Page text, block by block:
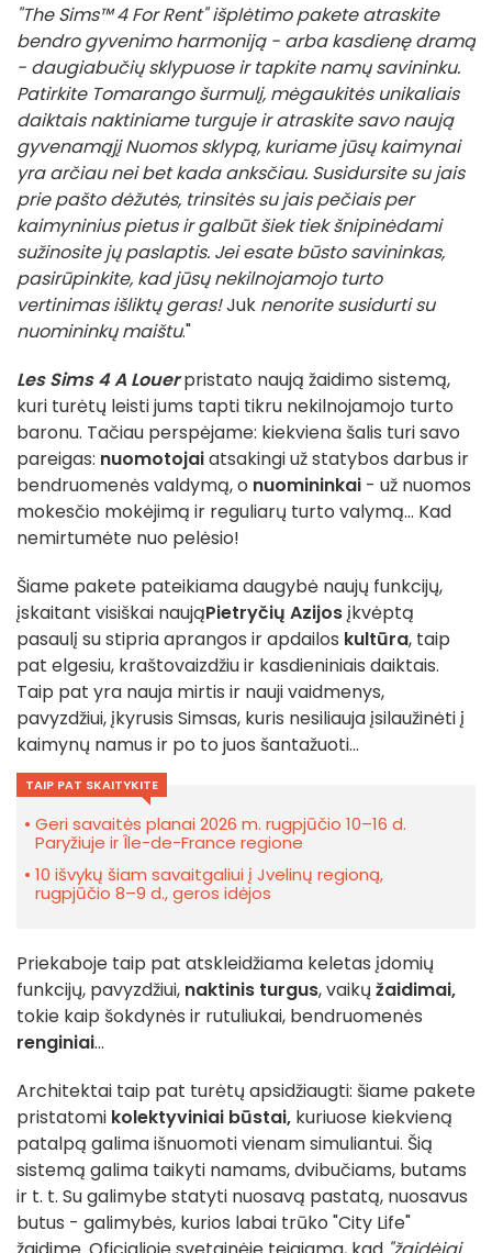
"The Sims™ 4 For Rent" išplėtimo pakete atraskite
bendro gyvenimo harmoniją - arba kasdienę dramą
- daugiabučių sklypuose ir tapkite namų savininku.
Patirkite Tomarango šurmulį, mėgaukitės unikaliais
daiktais naktiniame turguje ir atraskite savo naują
gyvenamąjį Nuomos sklypą, kuriame jūsų kaimynai
yra arčiau nei bet kada anksčiau. Susidursite su jais
prie pašto dėžutės, trinsitės su jais pečiais per
kaimyninius pietus ir galbūt šiek tiek šnipinėdami
sužinosite jų paslaptis. Jei esate būsto savininkas,
pasirūpinkite, kad jūsų nekilnojamojo turto
vertinimas išliktų geras!Juk nenorite susidurti su
nuomininkų maištu."
Les Sims 4 A Louerpristato naują žaidimo sistemą,
kuri turėtų leisti jums tapti tikru nekilnojamojo turto
baronu. Tačiau perspėjame: kiekviena šalis turi savo
pareigas: nuomotojaiatsakingi už statybos darbus ir
bendruomenės valdymą, o nuomininkai - už nuomos
mokesčio mokėjimą ir reguliarų turto valymą... Kad
nemirtumėte nuo pelėsio!
Šiame pakete pateikiama daugybė naujų funkcijų,
įskaitant visiškai naująPietryčių Azijosįkvėptą
pasaulį su stipria aprangos ir apdailos kultūra, taip
pat elgesiu, kraštovaizdžiu ir kasdieniniais daiktais.
Taip pat yra nauja mirtis ir nauji vaidmenys,
pavyzdžiui, įkyrusis Simsas, kuris nesiliauja įsilaužinėti į
kaimynų namus ir po to juos šantažuoti...
TAIP PAT SKAITYKITE
Geri savaitės planai 2026 m. rugpjūčio 10–16 d.
Paryžiuje ir Île-de-France regione
10 išvykų šiam savaitgaliui į Jvelinų regioną,
rugpjūčio 8–9 d., geros idėjos
Priekaboje taip pat atskleidžiama keletas įdomių
funkcijų, pavyzdžiui, naktinis turgus, vaikų žaidimai,
tokie kaip šokdynės ir rutuliukai, bendruomenės
renginiai...
Architektai taip pat turėtų apsidžiaugti: šiame pakete
pristatomi kolektyviniai būstai, kuriuose kiekvieną
patalpą galima išnuomoti vienam simuliantui. Šią
sistemą galima taikyti namams, dvibučiams, butams
ir t. t. Su galimybe statyti nuosavą pastatą, nuosavus
butus - galimybės, kurios labai trūko "City Life"